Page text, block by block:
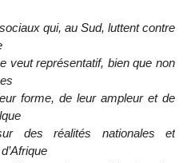
qui, au Sud, luttent contre
veut représentatif, bien que non
forme, de leur ampleur et de
des réalités nationales et